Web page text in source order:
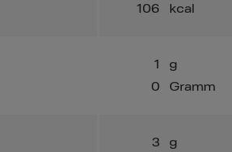
106
kcal
1
g
0
Gramm
3 g